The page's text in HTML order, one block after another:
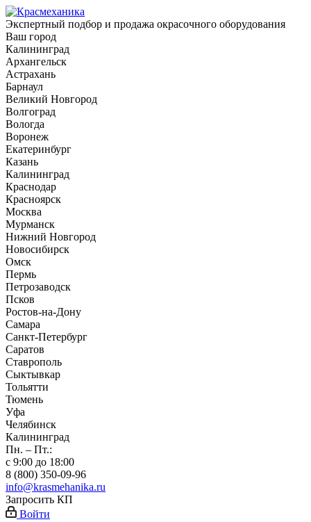
Экспертный подбор и продажа окрасочного оборудования
Ваш город
Калининград
Архангельск
Астрахань
Барнаул
Великий Новгород
Волгоград
Вологда
Воронеж
Екатеринбург
Казань
Калининград
Краснодар
Красноярск
Москва
Мурманск
Нижний Новгород
Новосибирск
Омск
Пермь
Петрозаводск
Псков
Ростов-на-Дону
Самара
Санкт-Петербург
Саратов
Ставрополь
Сыктывкар
Тольятти
Тюмень
Уфа
Челябинск
Калининград
Пн. – Пт.:
с 9:00 до 18:00
8 (800) 350-09-96
info@krasmehanika.ru
Запросить КП
Войти